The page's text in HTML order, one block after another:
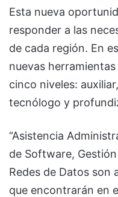
Esta nueva
responder a las
de cada región. En
nuevas
cinco niveles:
tecnólogo y
“Asistencia
de Software,
Redes de Datos son
que encontrarán en